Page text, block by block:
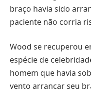
braço havia sido
paciente não corria
Wood se recuperou
espécie de
homem que havia
vento arrancar seu